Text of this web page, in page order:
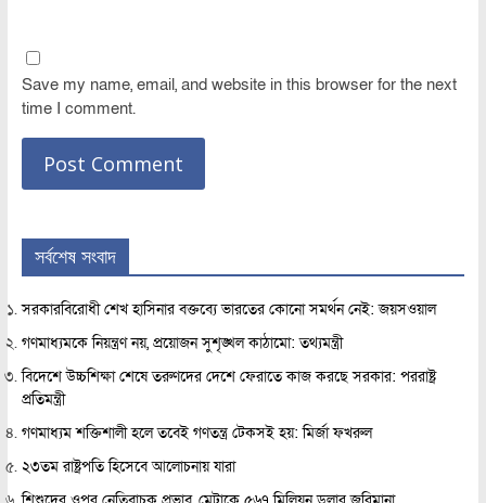
Save my name, email, and website in this browser for the next
time I comment.
সর্বশেষ সংবাদ
সরকারবিরোধী শেখ হাসিনার বক্তব্যে ভারতের কোনো সমর্থন নেই: জয়সওয়াল
গণমাধ্যমকে নিয়ন্ত্রণ নয়, প্রয়োজন সুশৃঙ্খল কাঠামো: তথ্যমন্ত্রী
বিদেশে উচ্চশিক্ষা শেষে তরুণদের দেশে ফেরাতে কাজ করছে সরকার: পররাষ্ট্র
প্রতিমন্ত্রী
গণমাধ্যম শক্তিশালী হলে তবেই গণতন্ত্র টেকসই হয়: মির্জা ফখরুল
২৩তম রাষ্ট্রপতি হিসেবে আলোচনায় যারা